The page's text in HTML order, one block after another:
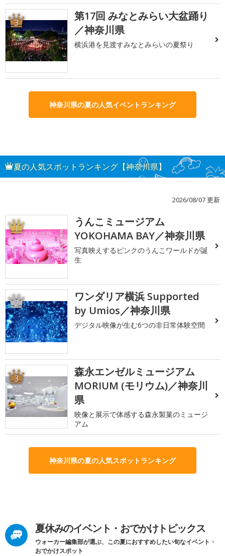
3
第17回 みなとみらい大盆踊り
／神奈川県
横浜港を見渡すみなとみらいの夏祭り
神奈川県の夏の人気イベントランキング
夏の人気スポットランキング【神奈川県】
2026/08/07 更新
1
うんこミュージアム
YOKOHAMA BAY／神奈川県
写真映えするピンクのうんこワールドが誕
生
2
ワンダリア横浜 Supported
by Umios／神奈川県
デジタル映像が生む6つの非日常体験空間
3
森永エンゼルミュージアム
MORIUM (モリウム)／神奈川
県
映像と展示で体感する森永製菓のミュージ
アム
神奈川県の夏の人気スポットランキング
夏休みのイベント・おでかけトピックス
ウォーカー編集部が選ぶ、この夏におすすめしたい旬なイベント・
おでかけスポット